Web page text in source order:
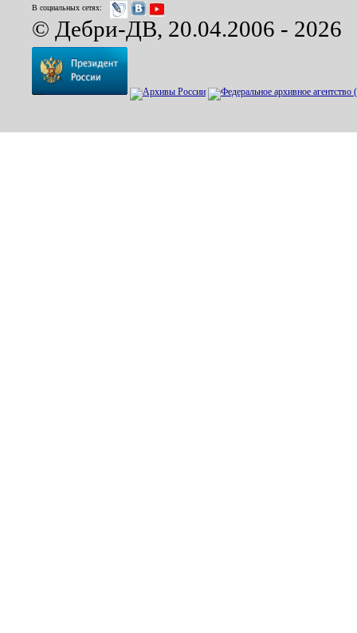
В социальных сетях:
© Дебри-ДВ, 20.04.2006 - 2026